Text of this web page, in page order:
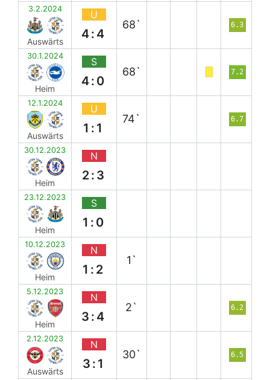
3.2.2024
Auswärts
U
4:4
68` 6.3
30.1.2024
Heim
S
4:0
68` 7.2
12.1.2024
Auswärts
U
1:1
74` 6.7
30.12.2023
Heim
N
2:3
23.12.2023
Heim
S
1:0
10.12.2023
Heim
N
1:2
1`
5.12.2023
Heim
N
3:4
2` 6.2
2.12.2023
Auswärts
N
3:1
30` 6.5